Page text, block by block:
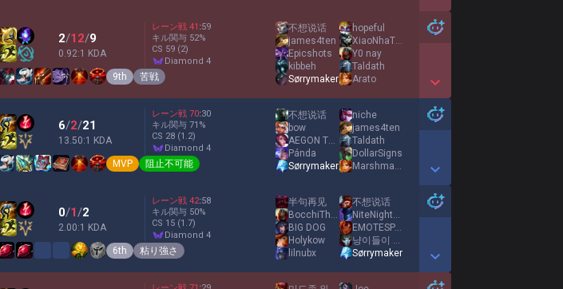
Show More Detail Games
2/12/9
0.92:1 KDA
レーン戦 41 :59
キル関与 52%
CS 59 (2)
diamond 4
9th 苦戦
不想说话
james4ten
Epicshots
kibbeh
Sørrymaker
hopeful
XiaoNhaTrang
Y0 nay
Taldath
Arato
Show More Detail Games
6/2/21
13.50:1 KDA
レーン戦 70:30
キル関与 71 %
CS 28 (1.2)
diamond 4
MVP 阻止不可能
不想说话
bow
AEGON THE CONQUE
Pánda
Sørrymaker
niche
james4ten
Taldath
DollarSigns
Marshmallows
Show More Detail Games
0/1/2
2.00:1 KDA
レーン戦 42:58
キル関与 50%
CS 15 (1.7)
diamond 4
6th 粘り強さ
半句再见
BocchiTheRock
BIG DOG
Holykow
lilnubx
不想说话
NiteNightKid
EMOTESPAMMER
냥이들이 F 누름 양해좀 ツ
Sørrymaker
Show More Detail Games